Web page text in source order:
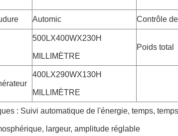
Automic Contrôle
500LX400WX230H
MILLIMÈTRE
Poids total
400LX290WX130H
MILLIMÈTRE
: Suivi automatique de l'énergie, temps,
largeur, amplitude réglable